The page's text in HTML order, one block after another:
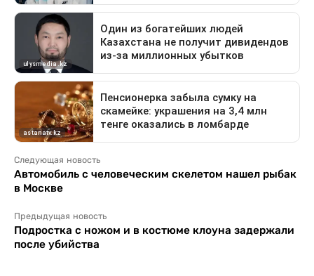
Следующая новость
Автомобиль с человеческим скелетом нашел рыбак
в Москве
Предыдущая новость
Подростка с ножом и в костюме клоуна задержали
после убийства